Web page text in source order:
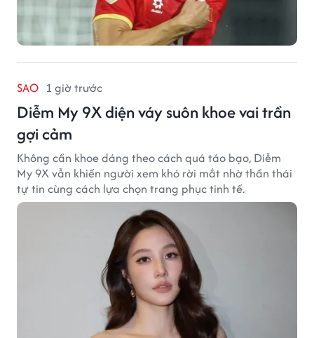
SAO 1 giờ trước
Diễm My 9X diện váy suôn khoe vai trần
gợi cảm
Không cần khoe dáng theo cách quá táo bạo, Diễm
My 9X vẫn khiến người xem khó rời mắt nhờ thần thái
tự tin cùng cách lựa chọn trang phục tinh tế.